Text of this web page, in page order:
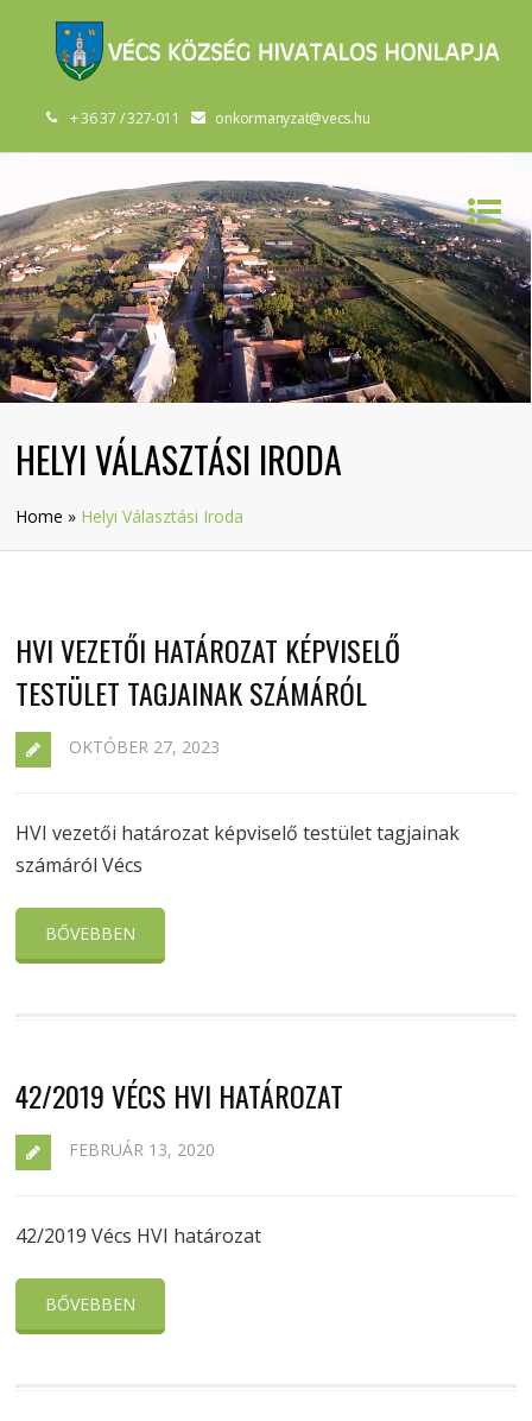
+ 36 37 / 327-011 onkormanyzat@vecs.hu
HELYI VÁLASZTÁSI IRODA
Home » Helyi Választási Iroda
HVI VEZETŐI HATÁROZAT KÉPVISELŐ
TESTÜLET TAGJAINAK SZÁMÁRÓL
OKTÓBER 27, 2023
HVI vezetői határozat képviselő testület tagjainak
számáról Vécs
BŐVEBBEN
42/2019 VÉCS HVI HATÁROZAT
FEBRUÁR 13, 2020
42/2019 Vécs HVI határozat
BŐVEBBEN